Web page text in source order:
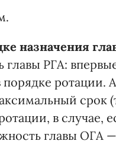
назначения
главы РГА:
ротации.
срок
в случае,
главы ОГА